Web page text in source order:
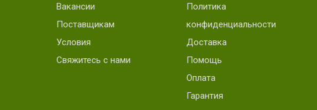
Вакансии
Поставщикам
Условия
Свяжитесь с нами
Политика
конфиденциальности
Доставка
Помощь
Оплата
Гарантия